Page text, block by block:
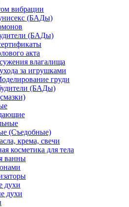
вибрации
(БАДы)
(БАДы)
акта
влагалища
за игрушками
груди
(БАДы)
(Съедобные)
крема, свечи
косметика для тела
ванны
духи
духи